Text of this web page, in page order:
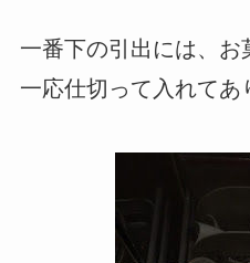
一番下の引出には、お
一応仕切って入れてあ